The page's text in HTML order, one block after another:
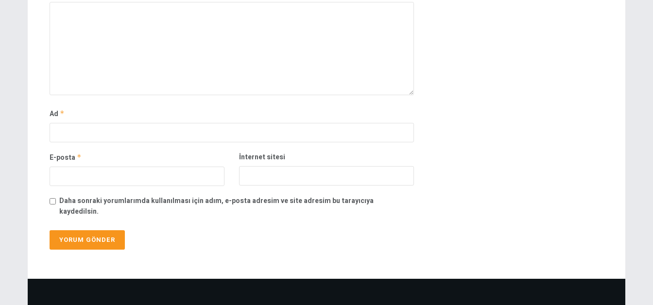
Ad *
E-posta * İnternet sitesi
Daha sonraki yorumlarımda kullanılması için adım, e-posta adresim ve site adresim bu tarayıcıya
kaydedilsin.